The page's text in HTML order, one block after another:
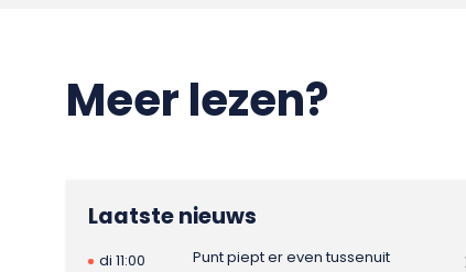
Meer lezen?
Laatste nieuws
di 11:00
Punt piept er even tussenuit